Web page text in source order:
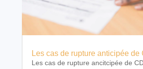
Les cas de rupture anticipée de
Les cas de rupture ancitcipée de